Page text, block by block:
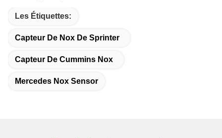
Les Étiquettes:
Capteur De Nox De Sprinter
Capteur De Cummins Nox
Mercedes Nox Sensor